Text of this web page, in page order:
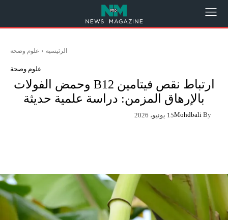
الرئيسية علوم وصحة
علوم وصحة
ارتباط نقص فيتامين B12 وحمض الفولات
بالإرهاق المزمن: دراسة علمية حديثة
By
Mohdbali15 يونيو، 2026